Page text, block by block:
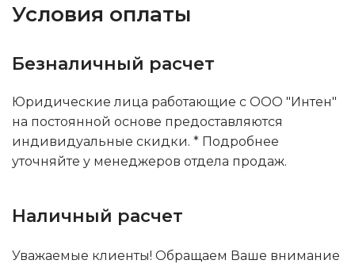
Условия оплаты
Безналичный расчет
Юридические лица работающие с ООО "Интен"
на постоянной основе предоставляются
индивидуальные скидки. * Подробнее
уточняйте у менеджеров отдела продаж.
Наличный расчет
Уважаемые клиенты! Обращаем Ваше внимание